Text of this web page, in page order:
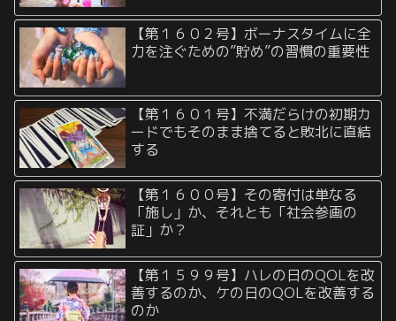
【第１６０２号】ボーナスタイムに全
力を注ぐための”貯め”の習慣の重要性
【第１６０１号】不満だらけの初期カ
ードでもそのまま捨てると敗北に直結
する
【第１６００号】その寄付は単なる
「施し」か、それとも「社会参画の
証」か？
【第１５９９号】ハレの日のQOLを改
善するのか、ケの日のQOLを改善する
のか